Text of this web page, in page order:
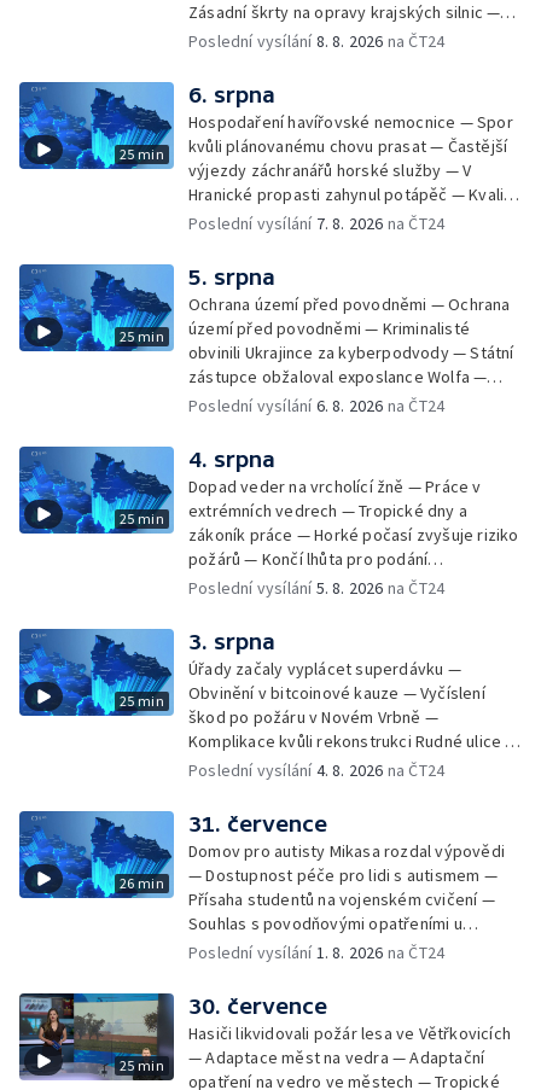
Zásadní škrty na opravy krajských silnic —
Zásadní škrty na opravy krajských silnic —
covidem — Úhyny ryb kvůli vysokým
teplotám — Problémy se zásobování vodou
v MS kraji nehrozí — testováním na
západonilskou horečku — Den židovských
památek
Poslední vysílání8. 8. 2026 na ČT24
25 min
6. srpna
Hospodaření havířovské nemocnice — Spor
kvůli plánovanému chovu prasat — Častější
výjezdy záchranářů horské služby — V
Hranické propasti zahynul potápěč — Kvalita
vody ke koupání — Zavlažování zeleniny v
Kempování v horkém počasí — Výběr ze
sociálních sítí Události Ostrava — Zkoumání
horka na zastávkách MHD — Promítání filmu
Odyssea z 35 mm pásu
Poslední vysílání 7. 8. 2026 na ČT24
25 min
5. srpna
Ochrana území před povodněmi — Ochrana
území před povodněmi — Kriminalisté
obvinili Ukrajince za kyberpodvody — Státní
zástupce obžaloval exposlance Wolfa —
Péče o hospodářská zvířata ve vedrech —
depozitu Vlastivědného muzea Olomouc —
Zakládání nových dětských skupin — Výběr
ze sociálních sítí Události Ostrava — Tresty
pro fotbalisty za korupci — Po stopách
Gebharda Blüchera
Poslední vysílání6. 8. 2026 na ČT24
25 min
4. srpna
Dopad veder na vrcholící žně — Práce v
extrémních vedrech — Tropické dny a
zákoník práce — Horké počasí zvyšuje riziko
požárů — Končí lhůta pro podání
kandidátních listin — Končí lhůta pro podání
rozsudek v lihové kauze — Výročí
zavraždění Václava III. v Olomouci — Těžba
unikátní rašeliny pro lázně v Karlově
Studánce — Výběr ze sociálních sítí ČT —
Nový program pro léčbu obezity —
Olomoucké (nejen) shakespearovské léto
Poslední vysílání5. 8. 2026 na ČT24
25 min
3. srpna
Úřady začaly vyplácet superdávku —
Obvinění v bitcoinové kauze — Vyčíslení
škod po požáru v Novém Vrbně —
Komplikace kvůli rekonstrukci Rudné ulice —
Nárůst zájmu o klimatizace — Výluka vlaků
Protipovodňová opatření v Troubkách —
Zájem o bydlení na vysokoškolskýc kolejích
— Vrcholí sklizeň levandulí
Poslední vysílání4. 8. 2026 na ČT24
26 min
31. července
Domov pro autisty Mikasa rozdal výpovědi
— Dostupnost péče pro lidi s autismem —
Přísaha studentů na vojenském cvičení —
Souhlas s povodňovými opatřeními u
Troubek — Opravy Rudné omezí dopravu —
počasí na následující dny — Vedra táhnou na
chladnější místa — Hasiči lokalizovali požár
lesa na Opavsku — Požáry zemědělské
techniky na Olomoucku — Dva roky od
Poslední vysílání1. 8. 2026 na ČT24
25 min
30. července
Hasiči likvidovali požár lesa ve Větřkovicích
— Adaptace měst na vedra — Adaptační
opatření na vedro ve městech — Tropické